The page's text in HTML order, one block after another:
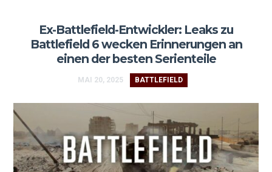
Ex-Battlefield-Entwickler: Leaks zu
Battlefield 6 wecken Erinnerungen an
einen der besten Serienteile
MAI 20, 2025 BATTLEFIELD